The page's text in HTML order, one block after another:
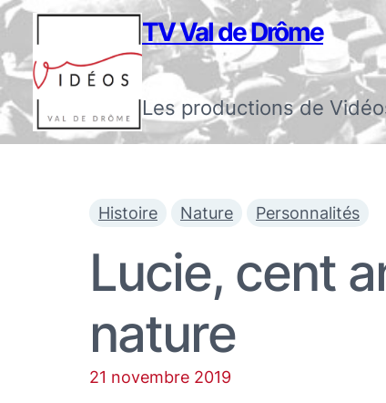
TV Val de Drôme
Les productions de
Histoire Nature Personnalités
Lucie, cent
nature
21 novembre 2019